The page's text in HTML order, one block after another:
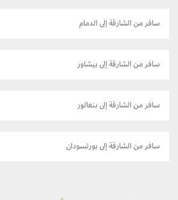
سافر من الشارقة إلى الدمام
سافر من الشارقة إلى بيشاور
سافر من الشارقة إلى بنغالور
سافر من الشارقة إلى بورتسودان